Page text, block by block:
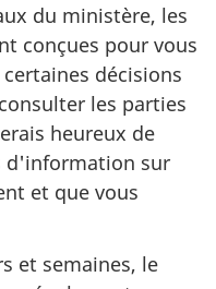
du ministère, les
conçues pour vous
décisions
les parties
heureux de
d'information sur
et que vous
et semaines, le